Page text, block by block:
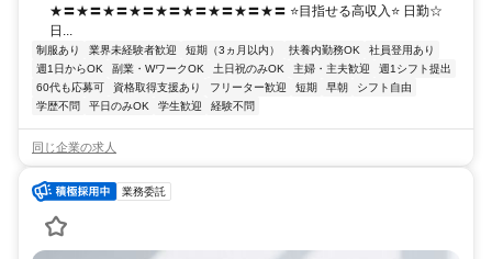
★〓★〓★〓★〓★〓★〓★〓★〓★〓 ⭐目指せる高収入⭐ 日勤☆
日...
制服あり 業界未経験者歓迎 短期（3ヵ月以内） 扶養内勤務OK
社員登用あり
週1日からOK
副業・WワークOK 土日祝のみOK 主婦・主夫歓迎
週1シフト提出
60代も応募可
資格取得支援あり フリーター歓迎 短期 早朝
シフト自由
学歴不問
平日のみOK 学生歓迎 経験不問
同じ企業の求人
業務委託